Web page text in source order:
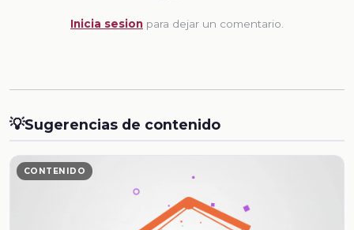
Inicia sesion para dejar un comentario.
💡Sugerencias de contenido
CONTENIDO